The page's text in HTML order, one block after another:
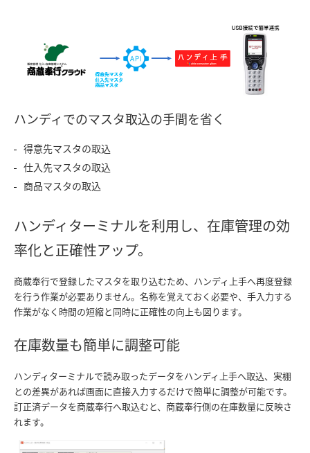
ハンディでのマスタ取込の手間を省く
得意先マスタの取込
仕入先マスタの取込
商品マスタの取込
ハンディターミナルを利用し、在庫管理の効
率化と正確性アップ。
商蔵奉行で登録したマスタを取り込むため、ハンディ上手へ再度登録
を行う作業が必要ありません。名称を覚えておく必要や、手入力する
作業がなく時間の短縮と同時に正確性の向上も図ります。
在庫数量も簡単に調整可能
ハンディターミナルで読み取ったデータをハンディ上手へ取込、実棚
との差異があれば画面に直接入力するだけで簡単に調整が可能です。
訂正済データを商蔵奉行へ取込むと、商蔵奉行側の在庫数量に反映さ
れます。